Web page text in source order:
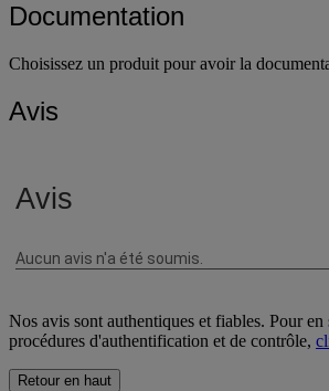
Documentation
Choisissez un produit pour avoir la
Avis
Nos avis sont authentiques et fiables. Pour
procédures d'authentification et de contrôle,
Retour en haut